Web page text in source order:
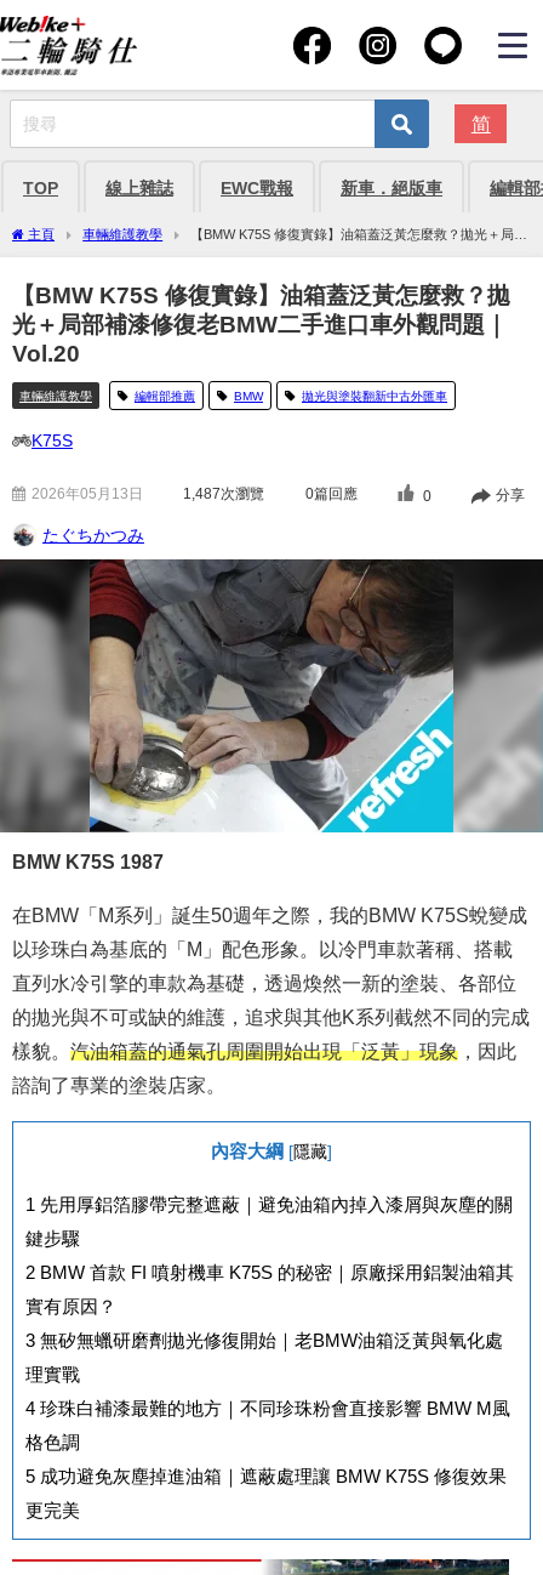
简
TOP 線上雜誌 EWC戰報 新車．絕版車 編輯
主頁 車輛維護教學
【BMW K75S 修復實錄】油箱蓋泛黃怎麼救？拋光＋局部
補漆修復老BMW二手進口車外觀問題｜Vol.20
【BMW K75S 修復實錄】油箱蓋泛黃怎麼救？拋
光＋局部補漆修復老BMW二手進口車外觀問題｜
Vol.20
車輛維護教學 編輯部推薦 BMW 拋光與塗裝翻新中古外匯車
K75S
2026年05月13日 1,487次瀏覽 0篇回應 0 分享
たぐちかつみ
BMW K75S 1987
在BMW「M系列」誕生50週年之際，我的BMW K75S蛻變成
以珍珠白為基底的「M」配色形象。以冷門車款著稱、搭載
直列水冷引擎的車款為基礎，透過煥然一新的塗裝、各部位
的拋光與不可或缺的維護，追求與其他K系列截然不同的完成
樣貌。 汽油箱蓋的通氣孔周圍開始出現「泛黃」現象 ，因此
諮詢了專業的塗裝店家。
內容大綱 [隱藏]
1 先用厚鋁箔膠帶完整遮蔽｜避免油箱內掉入漆屑與灰塵的關
鍵步驟
2 BMW 首款 FI 噴射機車 K75S 的秘密｜原廠採用鋁製油箱其
實有原因？
3 無矽無蠟研磨劑拋光修復開始｜老BMW油箱泛黃與氧化處
理實戰
4 珍珠白補漆最難的地方｜不同珍珠粉會直接影響 BMW M風
格色調
5 成功避免灰塵掉進油箱｜遮蔽處理讓 BMW K75S 修復效果
更完美